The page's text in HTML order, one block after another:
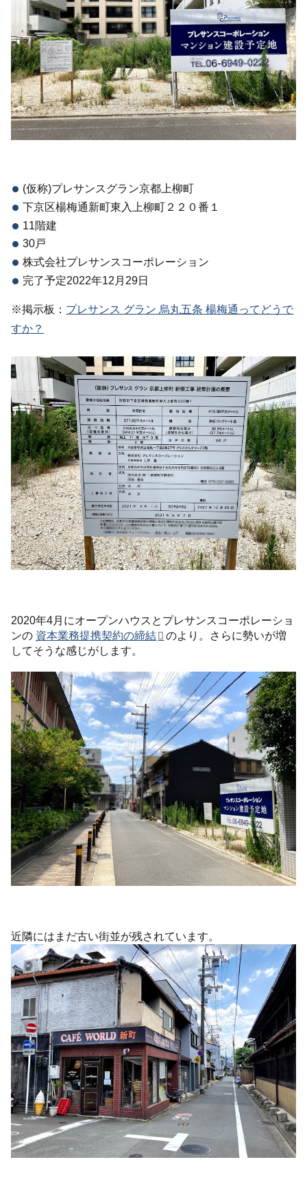
(仮称)プレサンスグラン京都上柳町
下京区楊梅通新町東入上柳町２２０番１
11階建
30戸
株式会社プレサンスコーポレーション
完了予定2022年12月29日
※掲示板： プレサンス グラン 烏丸五条 楊梅通ってどうで
すか？
2020年4月にオープンハウスとプレサンスコーポレーショ
ンの 資本業務提携契約の締結
のより。さらに勢いが増
してそうな感じがします。
近隣にはまだ古い街並が残されています。